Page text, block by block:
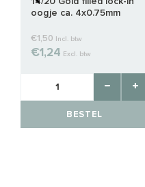
oogje ca. 4x0.75mm
€1,50 Incl. btw
€1,24 Excl. btw
BESTEL